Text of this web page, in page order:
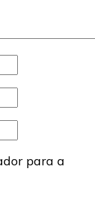
para a